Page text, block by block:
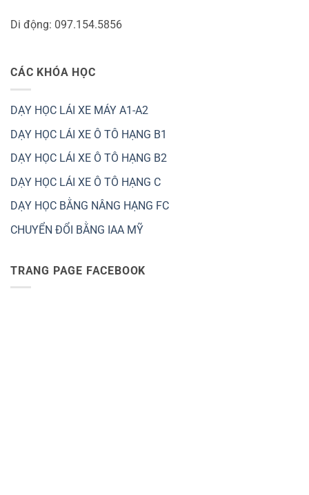
Di động: 097.154.5856
CÁC KHÓA HỌC
DẠY HỌC LÁI XE MÁY A1-A2
DẠY HỌC LÁI XE Ô TÔ HẠNG B1
DẠY HỌC LÁI XE Ô TÔ HẠNG B2
DẠY HỌC LÁI XE Ô TÔ HẠNG C
DẠY HỌC BẰNG NÂNG HẠNG FC
CHUYỂN ĐỔI BẰNG IAA MỸ
TRANG PAGE FACEBOOK